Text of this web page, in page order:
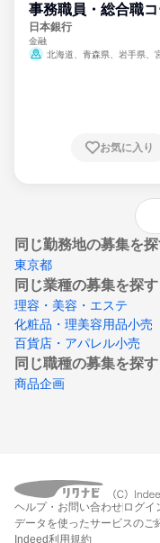
事務職員・総合職
日本銀行
金融
北海道、青森県、岩手県、
崎県、熊本県、大分県、宮崎県
お気に入り
同じ勤務地の募集を
東京都
同じ業種の募集を探す
理容・美容・エステ
化粧品・理美容用品小売
百貨店・アパレル小売
同じ職種の募集を探す
商品企画
ヘルプ・お問い合わせ ログイ
データを使ったサービスのご
Indeed利用規約